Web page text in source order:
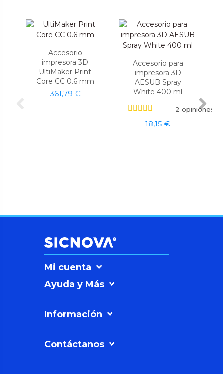
Accesorio
impresora 3D
UltiMaker Print
Core CC 0.6 mm
361,79 €
Accesorio para
impresora 3D
AESUB Spray
White 400 ml
2 opiniones
18,15 €
Mi cuenta
Ayuda y Más
Información
Contáctanos